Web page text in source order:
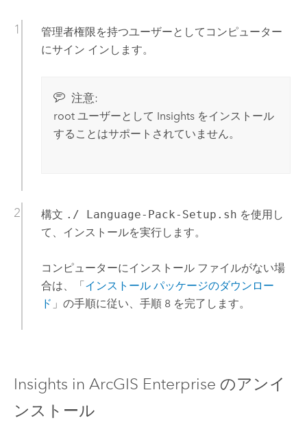
管理者権限を持つユーザーとしてコンピューター
にサイン インします。
注意:
root ユーザーとして Insightsをインストール
することはサポートされていません。
構文 ./ Language-Pack-Setup.sh を使用し
て、インストールを実行します。
コンピューターにインストール ファイルがない場
合は、「 インストール パッケージのダウンロー
ド 」の手順に従い、手順 8 を完了します。
Insights in ArcGIS Enterprise のアンイ
ンストール